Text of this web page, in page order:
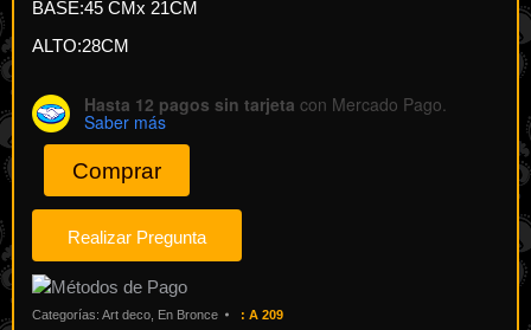
BASE:45 CMx 21CM
ALTO:28CM
Hasta 12 pagos sin tarjeta con Mercado Pago.
Saber más
Comprar
Categorías: Art deco En Bronce : A 209